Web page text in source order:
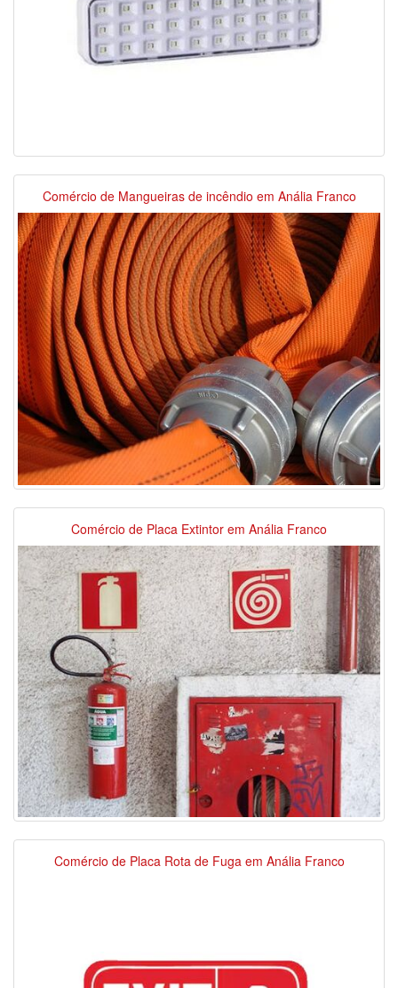
Comércio de Mangueiras de incêndio em Anália Franco
Comércio de Placa Extintor em Anália Franco
Comércio de Placa Rota de Fuga em Anália Franco